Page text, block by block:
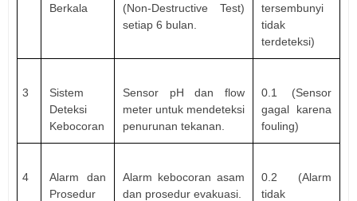
Berkala
(Non-Destructive Test)
setiap 6 bulan.
tersembunyi
tidak
terdeteksi)
3
Sistem
Deteksi
Kebocoran
Sensor pH dan flow
meter untuk mendeteksi
penurunan tekanan.
0.1 (Sensor
gagal karena
fouling)
4
Alarm dan
Prosedur
Alarm kebocoran asam
dan prosedur evakuasi.
0.2 (Alarm
tidak